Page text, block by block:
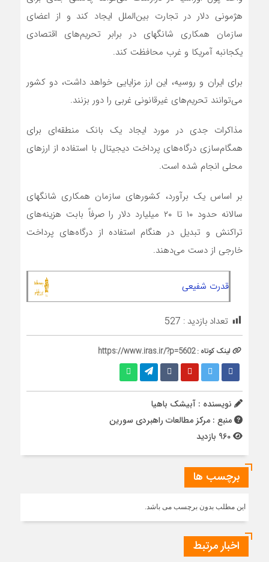
هژمونی دلار در تجارت بین‌الملل ایجاد کند و از اعضای
سازمان همکاری شانگهای در برابر تحریم‌های اقتصادی
یکجانبه آمریکا و غرب محافظت کند.
برای ایران و روسیه، این ارز مزایایی خواهد داشت، دو کشور
می‌توانند تحریم‌های غیرقانونی غربی را دور بزنند.
مذاکرات جدی در مورد ایجاد یک بانک منطقه‌ای برای
همگام‌سازی درگاه‌های پرداخت دیجیتال با استفاده از ارزهای
محلی انجام شده است.
بر اساس یک برآورد، کشورهای سازمان همکاری شانگهای
سالانه حدود ۱۰ تا ۲۰ میلیارد دلار را صرفاً بابت هزینه‌های
تراکنش و تبدیل در هنگام استفاده از درگاه‌های پرداخت
خارجی از دست می‌دهند.
قدرت شفیعی
تعداد بازدید : 527
لینک کوتاه :https://www.iras.ir/?p=5602
نویسنده : آبیشک باهیا
منبع : مرکز مطالعات راهبردی سورین
برچسب ها
این مطلب بدون برچسب می باشد.
اخبار مرتبط